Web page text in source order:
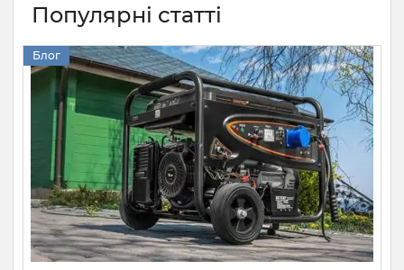
Популярні статті
Блог